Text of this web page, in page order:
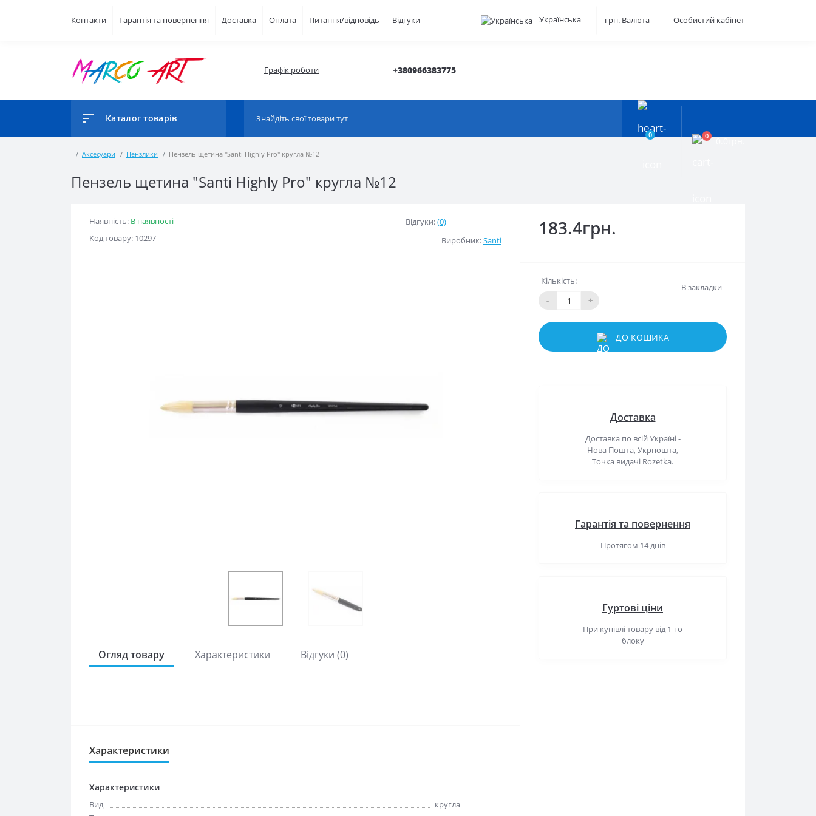
Контакти Гарантія та повернення Доставка Оплата Питання/відповідь Відгуки Українська грн. Валюта Особистий кабінет
Графік роботи +380966383775
Каталог товарів
0 0
Аксесуари Пензлики Пензель щетина "Santi Highly Pro" кругла №12
Пензель щетина "Santi Highly Pro" кругла №12
Наявність: В наявності
Код товару: 10297
Відгуки:(0)
Виробник:Santi
Огляд товару Характеристики Відгуки (0)
Характеристики
Характеристики
Вид
кругла
183.4грн.
Кількість:
-
+
В закладки
ДО КОШИКА
Доставка
Доставка по всій Україні -
Нова Пошта, Укрпошта,
Точка видачі Rozetka.
Гарантія та повернення
Протягом 14 днів
Гуртові ціни
При купівлі товару від 1-го
блоку